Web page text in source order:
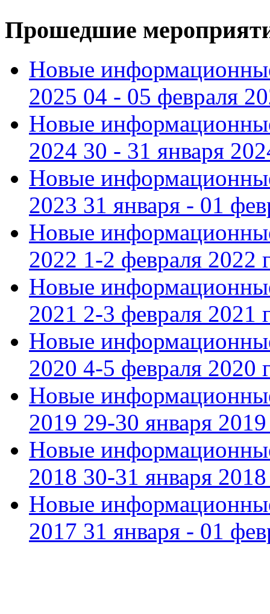
Прошедшие
Новые
2025 04 - 05 февраля
Новые
2024 30 - 31 января
Новые
2023 31 января - 01
Новые
2022 1-2 февраля 2022
Новые
2021 2-3 февраля 2021
Новые
2020 4-5 февраля 2020
Новые
2019 29-30 января 2019
Новые
2018 30-31 января 2018
Новые
2017 31 января - 01